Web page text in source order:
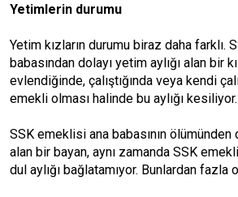
Yetimlerin durumu
Yetim kızların durumu biraz daha farklı.
babasından dolayı yetim aylığı alan bir
evlendiğinde, çalıştığında veya kendi
emekli olması halinde bu aylığı kesiliyor.
SSK emeklisi ana babasının ölümünden
alan bir bayan, aynı zamanda SSK
dul aylığı bağlatamıyor. Bunlardan fazla